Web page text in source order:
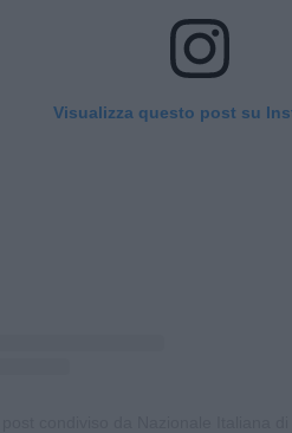
Visualizza questo post su